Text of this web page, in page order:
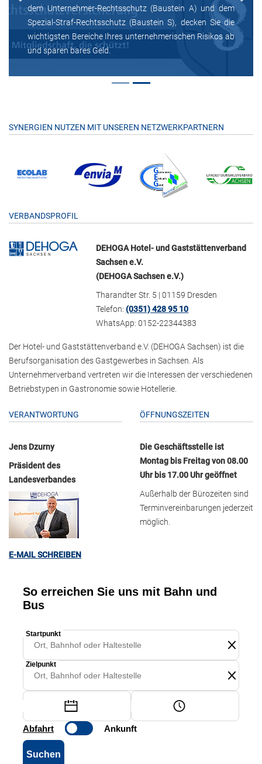
dem Unternehmer-Rechtsschutz (Baustein A) und dem
Spezial-Straf-Rechtsschutz (Baustein S), decken Sie die
wichtigsten Bereiche Ihres unternehmerischen Risikos ab
und sparen bares Geld.
SYNERGIEN NUTZEN MIT UNSEREN NETZWERKPARTNERN
VERBANDSPROFIL
DEHOGA Hotel- und Gaststättenverband
Sachsen e.V.
(DEHOGA Sachsen e.V.)
Tharandter Str. 5 | 01159 Dresden
Telefon:(0351) 428 95 10
WhatsApp: 0152-22344383
Der Hotel- und Gaststättenverband e.V. (DEHOGA Sachsen) ist die
Berufsorganisation des Gastgewerbes in Sachsen. Als
Unternehmerverband vertreten wir die Interessen der verschiedenen
Betriebstypen in Gastronomie sowie Hotellerie.
VERANTWORTUNG
Jens Dzurny
Präsident des
Landesverbandes
E-MAIL SCHREIBEN
ÖFFNUNGSZEITEN
Die Geschäftsstelle ist
Montag bis Freitag von 08.00
Uhr bis 17.00 Uhr geöffnet
Außerhalb der Bürozeiten sind
Terminvereinbarungen jederzeit
möglich.